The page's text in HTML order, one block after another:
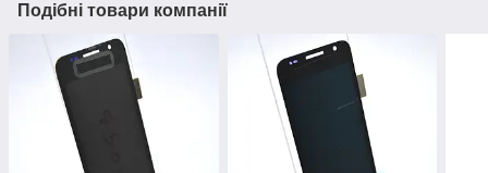
Подібні товари компанії